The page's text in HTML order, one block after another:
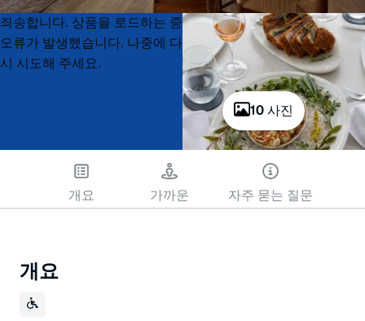
10 사진
Product
List
Product
List
죄송합니다. 상품을 로드하는 중
오류가 발생했습니다. 나중에 다
시 시도해 주세요.
개요 가까운 자주 묻는 질문
개요